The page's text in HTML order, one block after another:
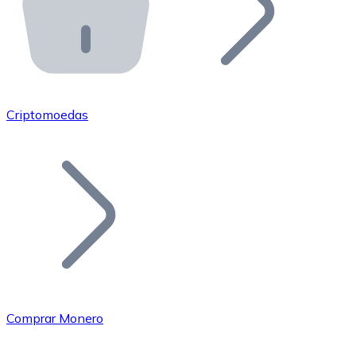
API Bitnovo
Integre nossa API no seu ecossistema.
Junte-se à nossa rede de revendedores e comercialize
Adicione o token do seu projeto ao nosso serviço de
Criptomoedas
Comprar Monero